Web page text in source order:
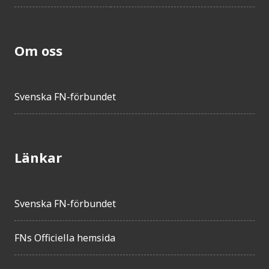
Om oss
Svenska FN-förbundet
Länkar
Svenska FN-förbundet
FNs Officiella hemsida